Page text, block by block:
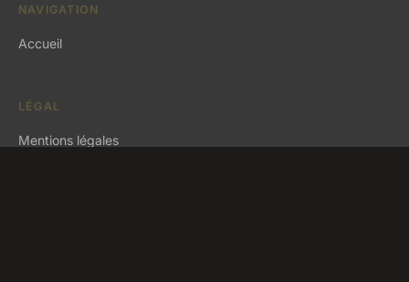
NAVIGATION
Accueil
LÉGAL
Mentions légales